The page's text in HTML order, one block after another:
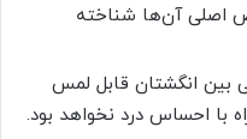
اصلی آن‌ها شناخته
بین انگشتان قابل لمس
با احساس درد نخواهد بود.